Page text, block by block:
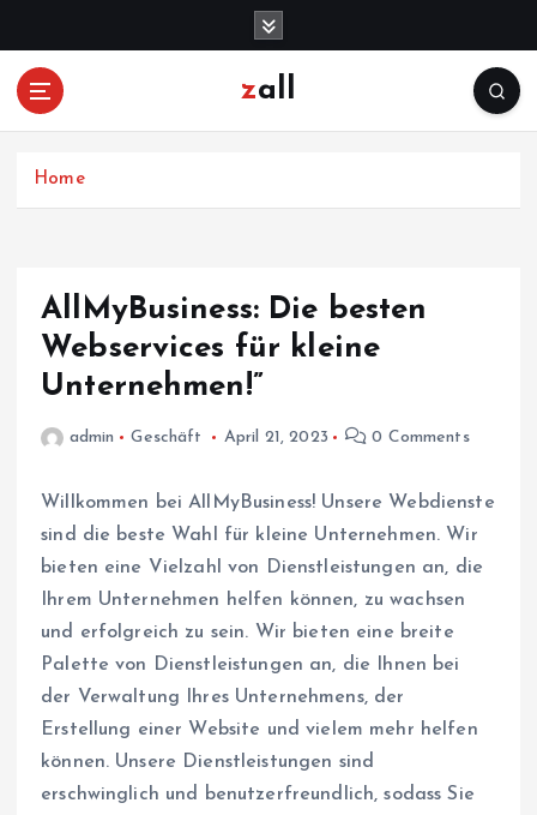
zall
Home
AllMyBusiness: Die besten
Webservices für kleine
Unternehmen!”
admin Geschäft April 21, 2023 0 Comments
Willkommen bei AllMyBusiness! Unsere Webdienste
sind die beste Wahl für kleine Unternehmen. Wir
bieten eine Vielzahl von Dienstleistungen an, die
Ihrem Unternehmen helfen können, zu wachsen
und erfolgreich zu sein. Wir bieten eine breite
Palette von Dienstleistungen an, die Ihnen bei
der Verwaltung Ihres Unternehmens, der
Erstellung einer Website und vielem mehr helfen
können. Unsere Dienstleistungen sind
erschwinglich und benutzerfreundlich, sodass Sie